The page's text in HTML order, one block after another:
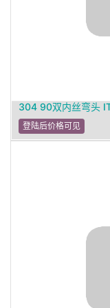
304 90双内丝弯头
登陆后价格可见